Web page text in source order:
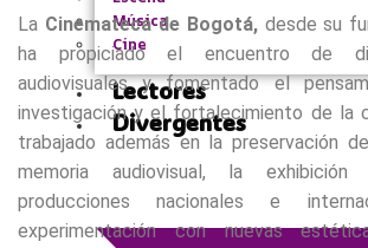
Música
Cine
Lectores
Divergentes
La Cinemateca de Bogotá, desde su
ha propiciado el encuentro de
audiovisuales y fomentado el
investigación y el fortalecimiento de la
trabajado además en la preservación
memoria audiovisual, la
producciones nacionales e
experimentación con nuevas